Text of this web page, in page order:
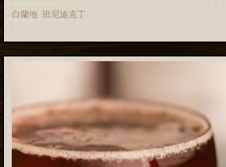
白蘭地 班尼迪克丁